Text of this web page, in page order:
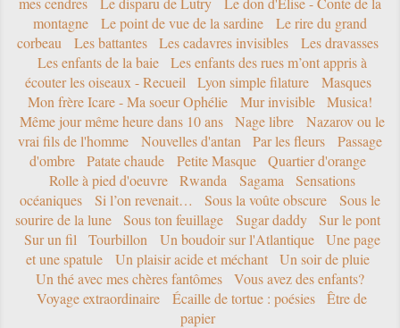
montagne
Le point de vue de la sardine
Le rire du grand
corbeau
Les battantes Les cadavres invisibles
Les dravasses
Les enfants de la baie
Les enfants des rues m’ont appris à
écouter les oiseaux - Recueil
Lyon simple filature
Masques
Mon frère Icare - Ma soeur Ophélie
Mur invisible
Musica!
Même jour même heure dans 10 ans
Nage libre
Nazarov ou le
vrai fils de l'homme
Nouvelles d'antan Par les fleurs
Passage
d'ombre
Patate chaude Petite Masque
Quartier d'orange
Rolle à pied d'oeuvre
Rwanda Sagama
Sensations
océaniques
Si l’on revenait… Sous la voûte obscure
Sous le
sourire de la lune
Sous ton feuillage Sugar daddy
Sur le pont
Sur un fil
Tourbillon Un boudoir sur l'Atlantique
Une page
et une spatule
Un plaisir acide et méchant
Un soir de pluie
Un thé avec mes chères fantômes
Vous avez des enfants?
Voyage extraordinaire
Écaille de tortue : poésies
Être de
papier